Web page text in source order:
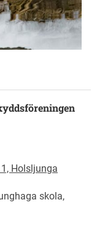
Holsljunga
skola,